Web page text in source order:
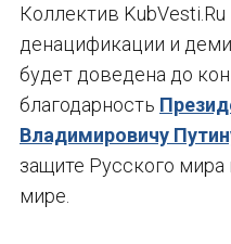
Коллектив
денацификации и
будет доведена до
благодарность
Владимировичу
защите Русского
мире.